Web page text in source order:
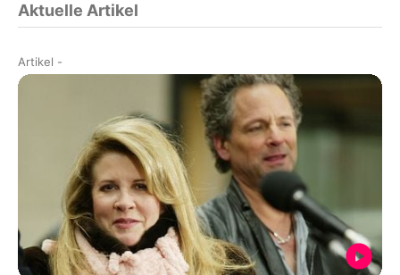
Aktuelle Artikel
Artikel -